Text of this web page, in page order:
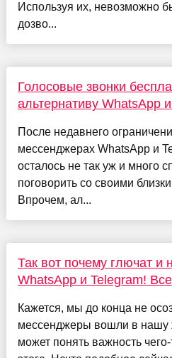
Используя их, невозможно
дозво...
Голосовые звонки
альтернативу WhatsApp
После недавнего
мессенджерах WhatsApp и
осталось не так уж и много
поговорить со своими
Впрочем, ал...
Так вот почему глючат и
WhatsApp и Telegram!
Кажется, мы до конца не
мессенджеры вошли в нашу
может понять важность